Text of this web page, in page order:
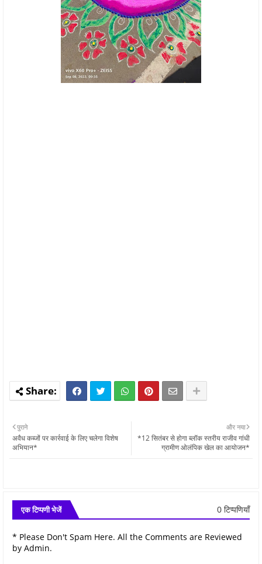
और नया
*12 सितंबर से होगा ब्लॉक स्तरीय राजीव गांधी
ग्रामीण ओलंपिक खेल का आयोजन*
पुराने
अवैध कब्जों पर कार्रवाई के लिए चलेगा विशेष
अभियान*
एक टिप्पणी भेजें 0 टिप्पणियाँ
* Please Don't Spam Here. All the Comments are Reviewed
by Admin.